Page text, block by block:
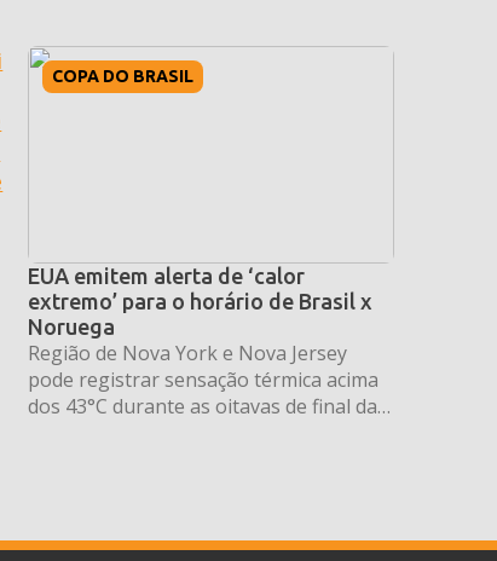
COPA DO BRASIL
EUA emitem alerta de ‘calor
extremo’ para o horário de Brasil x
Noruega
Região de Nova York e Nova Jersey
pode registrar sensação térmica acima
dos 43°C durante as oitavas de final da